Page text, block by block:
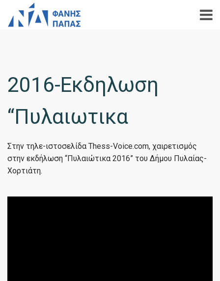
2016-Εκδηλωση
“Πυλαιωτικα
Στην τηλε-ιστοσελίδα Thess-Voice.com, χαιρετισμός
στην εκδήλωση “Πυλαιώτικα 2016” του Δήμου Πυλαίας-
Χορτιάτη.